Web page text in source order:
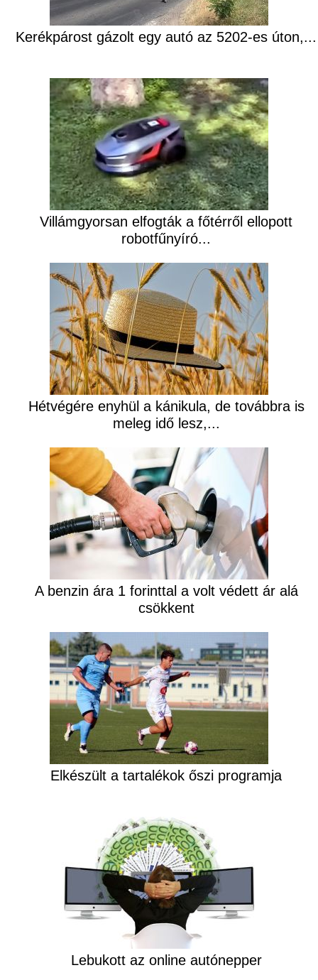
Kerékpárost gázolt egy autó az 5202-es úton,...
Villámgyorsan elfogták a főtérről ellopott
robotfűnyíró...
Hétvégére enyhül a kánikula, de továbbra is
meleg idő lesz,...
A benzin ára 1 forinttal a volt védett ár alá
csökkent
Elkészült a tartalékok őszi programja
Lebukott az online autónepper